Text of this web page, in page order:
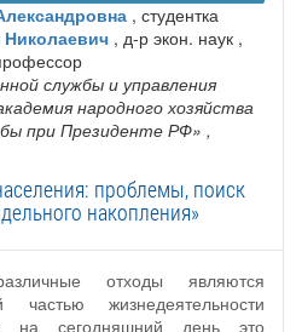
, студентка
, д-р экон. наук ,
службы и управления
народного хозяйства
при Президенте РФ» ,
проблемы, поиск
накопления»
отходы являются
частью жизнедеятельности
на сегодняшний день это